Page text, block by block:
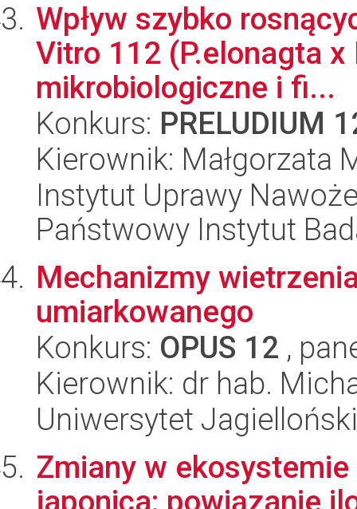
Wpływ szybko
Vitro 112 (P.elonagta
mikrobiologiczne i fi...
Konkurs: PRELUDIUM
Kierownik: Małgorzata
Instytut Uprawy
Państwowy Instytut
Mechanizmy
umiarkowanego
Konkurs: OPUS 12 ,
Kierownik: dr hab.
Uniwersytet
Zmiany w
japonica: powiązanie